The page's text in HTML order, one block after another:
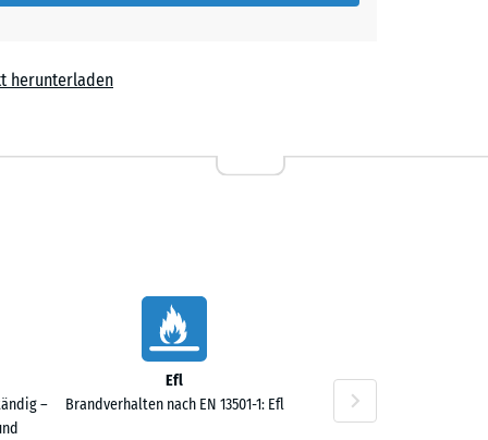
herunterladen
–
Efl
Brandverhalten nach EN 13501-1: Efl